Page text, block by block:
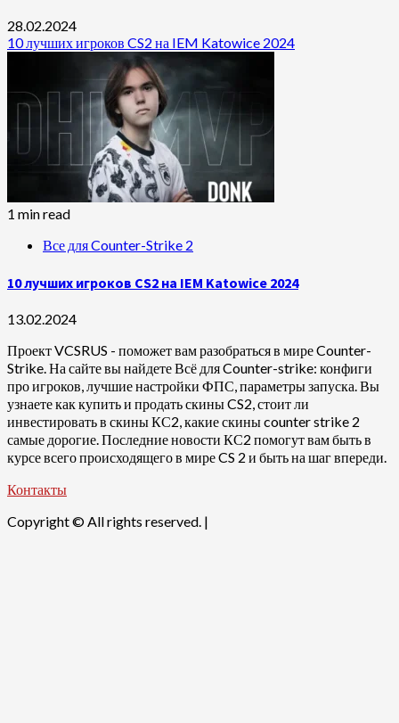
28.02.2024
10 лучших игроков CS2 на IEM Katowice 2024
1 min read
Все для Counter-Strike 2
10 лучших игроков CS2 на IEM Katowice 2024
13.02.2024
Проект VCSRUS - поможет вам разобраться в мире Counter-
Strike. На сайте вы найдете Всё для Counter-strike: конфиги
про игроков, лучшие настройки ФПС, параметры запуска. Вы
узнаете как купить и продать скины CS2, стоит ли
инвестировать в скины КС2, какие скины counter strike 2
самые дорогие. Последние новости КС2 помогут вам быть в
курсе всего происходящего в мире CS 2 и быть на шаг впереди.
Контакты
Copyright © All rights reserved. |